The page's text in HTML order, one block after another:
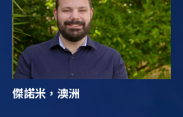
傑諾米，澳洲